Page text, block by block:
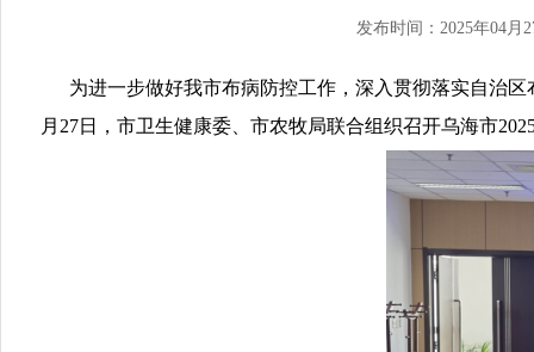
发布时间：2025年04月
为进一步做好我市布病防控工作，深入贯彻落实自治区
月27日，市卫生健康委、市农牧局联合组织召开乌海市